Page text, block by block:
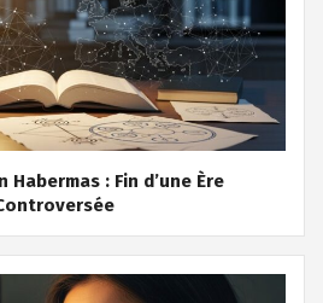
Habermas : Fin d’une Ère